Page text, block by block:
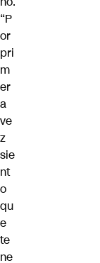
“P
or
pri
m
er
a
ve
z
sie
nt
o
qu
e
te
ne